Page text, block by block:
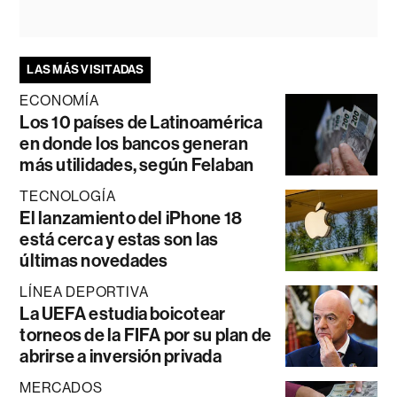
LAS MÁS VISITADAS
ECONOMÍA
Los 10 países de Latinoamérica
en donde los bancos generan
más utilidades, según Felaban
TECNOLOGÍA
El lanzamiento del iPhone 18
está cerca y estas son las
últimas novedades
LÍNEA DEPORTIVA
La UEFA estudia boicotear
torneos de la FIFA por su plan de
abrirse a inversión privada
MERCADOS